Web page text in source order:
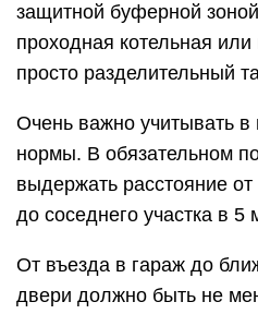
защитной буферной
проходная котельная
просто разделительный
Очень важно учитывать в
нормы. В обязательном
выдержать расстояние
до соседнего участка в 5
От въезда в гараж до
двери должно быть не